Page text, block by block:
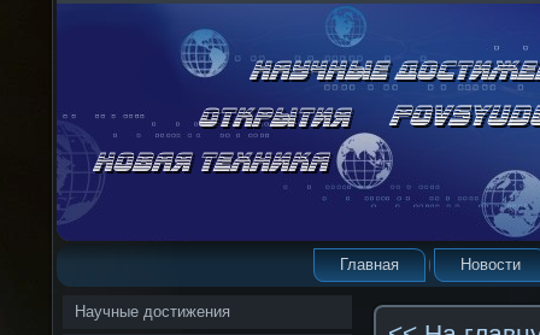
Главная Новости
Научные достижения